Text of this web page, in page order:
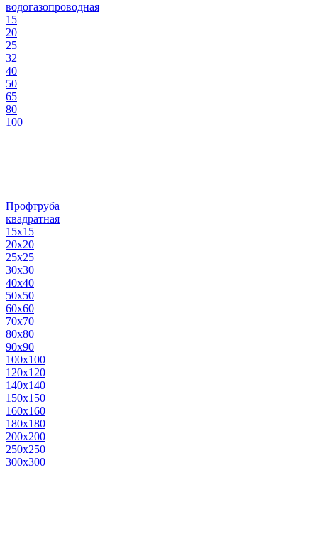
водогазопроводная
15
20
25
32
40
50
65
80
100
Профтруба
квадратная
15х15
20х20
25х25
30х30
40х40
50х50
60х60
70х70
80х80
90х90
100х100
120х120
140х140
150х150
160х160
180х180
200х200
250х250
300х300